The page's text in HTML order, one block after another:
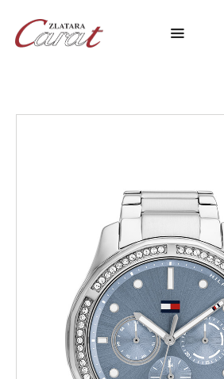
NASLOVNA
KONTAKT
SATOVI
SREBRNI NAKIT
ZLATNI NAKIT